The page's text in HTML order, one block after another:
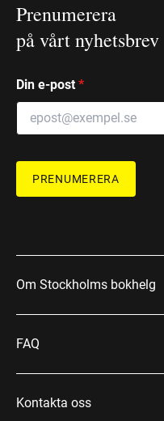
Prenumerera
på vårt nyhetsbrev
Din e-post *
PRENUMERERA
Om Stockholms bokhelg
FAQ
Kontakta oss